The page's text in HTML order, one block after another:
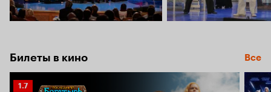
Билеты в кино Все
Рейтинг
1.7